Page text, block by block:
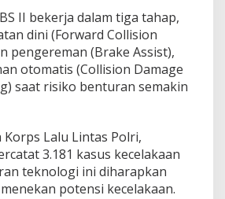
II bekerja dalam tiga tahap,
dini (Forward Collision
pengereman (Brake Assist),
otomatis (Collision Damage
saat risiko benturan semakin
Lalu Lintas Polri,
3.181 kasus kecelakaan
teknologi ini diharapkan
potensi kecelakaan.